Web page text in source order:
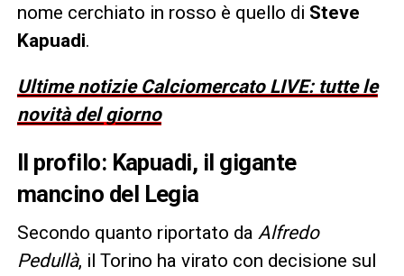
nome cerchiato in rosso è quello di Steve
Kapuadi.
Ultime notizie Calciomercato LIVE: tutte le
novità del giorno
Il profilo: Kapuadi, il gigante
mancino del Legia
Secondo quanto riportato da Alfredo
Pedullà, il Torino ha virato con decisione sul